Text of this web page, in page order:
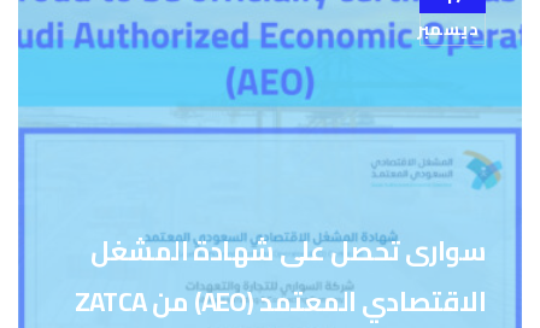
ديسمبر
سوارى تحصل على شهادة المشغل
الاقتصادي المعتمد (AEO) من ZATCA